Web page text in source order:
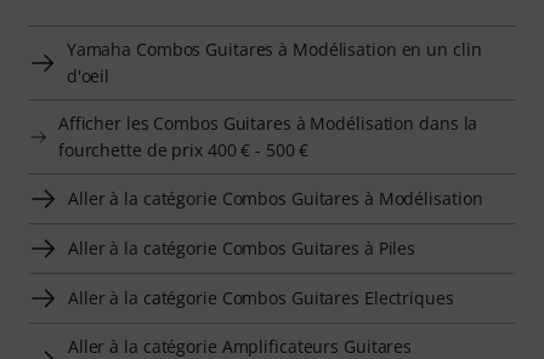
Yamaha Combos Guitares à Modélisation en un clin
d'oeil
Afficher les Combos Guitares à Modélisation dans la
fourchette de prix 400 € - 500 €
Aller à la catégorie Combos Guitares à Modélisation
Aller à la catégorie Combos Guitares à Piles
Aller à la catégorie Combos Guitares Electriques
Aller à la catégorie Amplificateurs Guitares